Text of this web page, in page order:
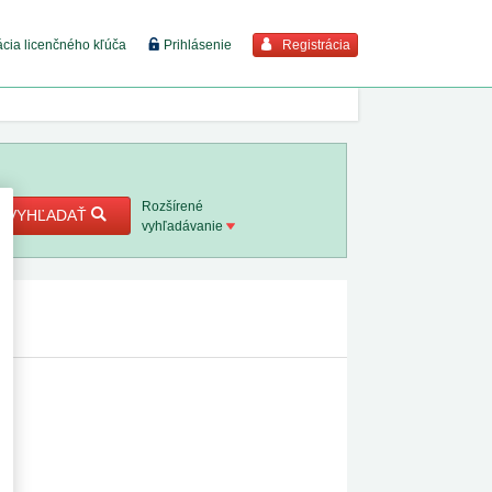
licenčného kľúča Prihlásenie Registrácia
viac
8. 2026
8.
2. 8.
8. 2026
VYHĽADAŤ
Rozšírené
vyhľadávanie